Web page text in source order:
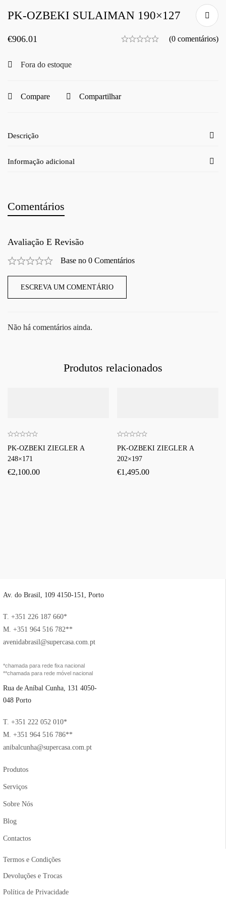
PK-OZBEKI SULAIMAN 190×127
€906.01 (0 comentários)
Fora do estoque
Compare Compartilhar
Descrição
Informação adicional
Comentários
Avaliação E Revisão
Base no 0 Comentários
ESCREVA UM COMENTÁRIO
Não há comentários ainda.
Produtos relacionados
PK-OZBEKI ZIEGLER A
248×171
€2,100.00
PK-OZBEKI ZIEGLER A
202×197
€1,495.00
Av. do Brasil, 109 4150-151, Porto
T. +351 226 187 660*
M. +351 964 516 782**
avenidabrasil@supercasa.com.pt
*chamada para rede fixa nacional
**chamada para rede móvel nacional
Rua de Aníbal Cunha, 131 4050-
048 Porto
T. +351 222 052 010*
M. +351 964 516 786**
anibalcunha@supercasa.com.pt
Produtos
Serviços
Sobre Nós
Blog
Contactos
Termos e Condições
Devoluções e Trocas
Política de Privacidade